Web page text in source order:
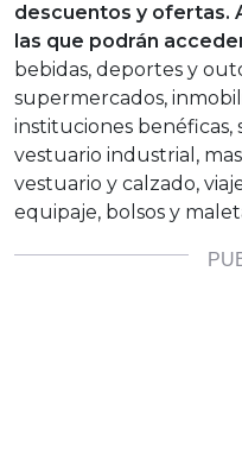
descuentos y ofertas.
las que podrán
bebidas, deportes y
supermercados,
instituciones benéficas,
vestuario industrial,
vestuario y calzado,
equipaje, bolsos y